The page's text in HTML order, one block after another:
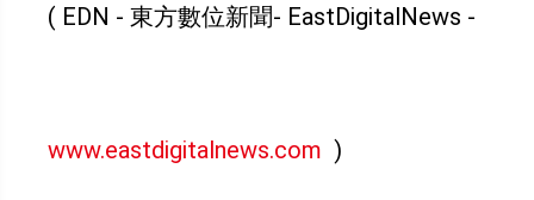
( EDN - 東方數位新聞- EastDigitalNews -
www.eastdigitalnews.com )